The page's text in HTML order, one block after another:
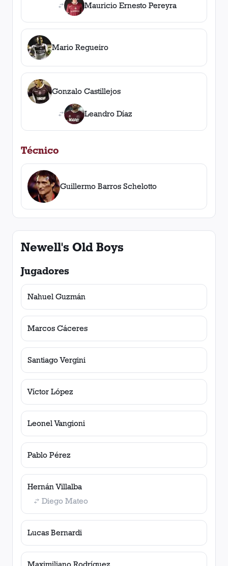
Mauricio Ernesto Pereyra
Mario Regueiro
Gonzalo Castillejos
Leandro Díaz
Técnico
Guillermo Barros Schelotto
Newell's Old Boys
Jugadores
Nahuel Guzmán
Marcos Cáceres
Santiago Vergini
Víctor López
Leonel Vangioni
Pablo Pérez
Hernán Villalba
Diego Mateo
Lucas Bernardi